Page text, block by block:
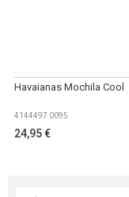
Havaianas Mochila Cool
4144497 0095
24,95 €